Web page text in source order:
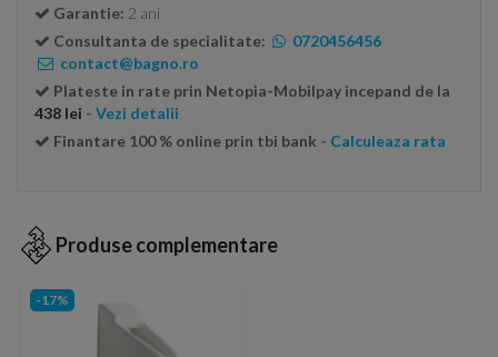
Garantie: 2 ani
Consultanta de specialitate:
0720456456
contact@bagno.ro
Plateste in rate prin Netopia-Mobilpay incepand de la
438 lei - Vezi detalii
Finantare 100 % online prin tbi bank - Calculeaza rata
Produse complementare
-17%